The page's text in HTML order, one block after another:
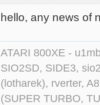
hello, any news of
ATARI 800XE -
SIO2SD, SIDE3,
(lotharek), rverter,
(SUPER TURBO,